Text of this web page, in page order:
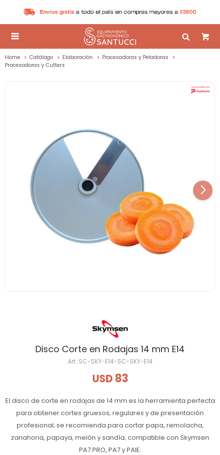

Home Catálogo Elaboración
Procesadoras y Peladoras
Procesadoras y Cutters
Disco Corte en Rodajas 14 mm E14
SC-SKY-E14-SC-SKY-E14
USD 83
El disco de corte en rodajas de 14 mm es la herramienta perfecta
para obtener cortes gruesos, regulares y de presentación
profesional; se recomienda para cortar papa, remolacha,
zanahoria, papaya, melón y sandía; compatible con Skymsen
PA7 PRO, PA7 y PAIE.